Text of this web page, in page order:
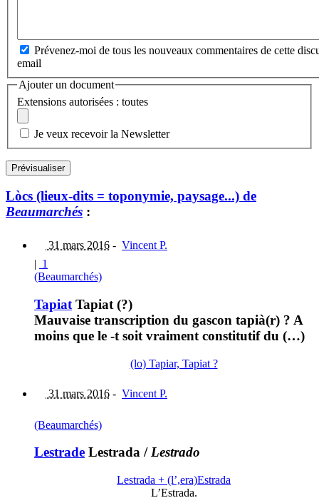
Prévenez-moi de tous les nouveaux commentaires de cette
email
Ajouter un document
Extensions autorisées : toutes
Je veux recevoir la Newsletter
Lòcs (lieux-dits = toponymie, paysage...) de
Beaumarchés :
31 mars 2016 - Vincent P.
| 1
(Beaumarchés)
Tapiat Tapiat (?)
Mauvaise transcription du gascon tapià(r) ? A
moins que le -t soit vraiment constitutif du (…)
(lo) Tapiar, Tapiat ?
31 mars 2016 - Vincent P.
(Beaumarchés)
Lestrade Lestrada /Lestrado
Lestrada + (l’,era)Estrada
L’Estrada.